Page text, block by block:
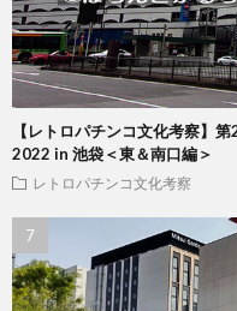
【レトロパチンコ文化考察】
2022 in 池袋＜東＆南口編＞
レトロパチンコ文化考察